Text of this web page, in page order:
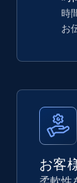
時
お
お客